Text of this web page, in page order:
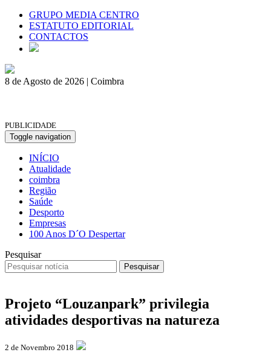
GRUPO MEDIA CENTRO
ESTATUTO EDITORIAL
CONTACTOS
8 de Agosto de 2026 | Coimbra
PUBLICIDADE
Toggle navigation
INÍCIO
Atualidade
coimbra
Região
Saúde
Desporto
Empresas
100 Anos D´O Despertar
Pesquisar
Pesquisar
Projeto “Louzanpark” privilegia
atividades desportivas na natureza
2 de Novembro 2018